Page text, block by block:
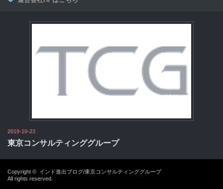
2019-10-23
東京コンサルティンググループ
Copyright © インド進出ブログ/東京コンサルティンググループ
All rights reserved.